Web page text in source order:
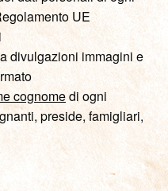
UE
divulgazioni immagini e
cognomedi ogni
preside, famigliari,